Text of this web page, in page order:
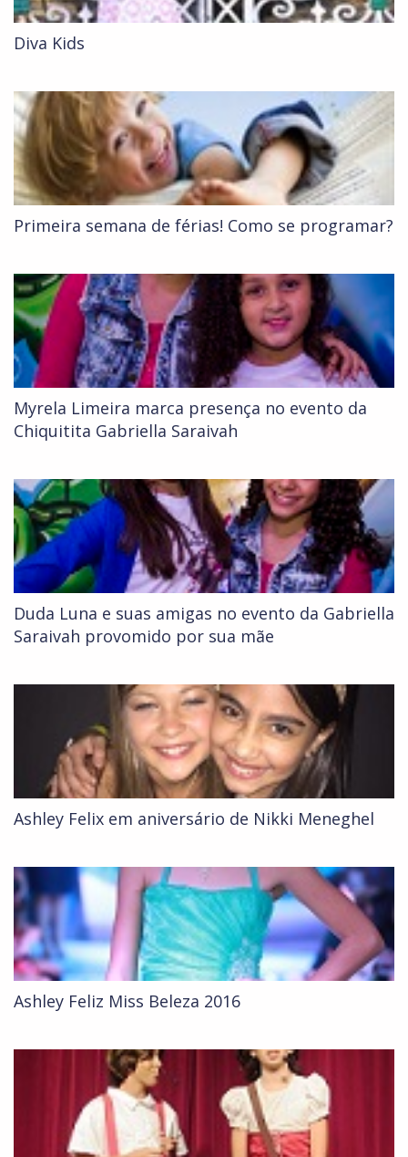
Diva Kids
Primeira semana de férias! Como se programar?
Myrela Limeira marca presença no evento da
Chiquitita Gabriella Saraivah
Duda Luna e suas amigas no evento da Gabriella
Saraivah provomido por sua mãe
Ashley Felix em aniversário de Nikki Meneghel
Ashley Feliz Miss Beleza 2016